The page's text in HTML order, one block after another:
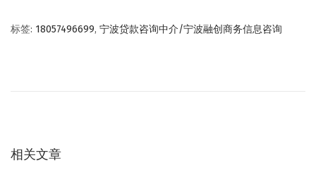
标签: 18057496699, 宁波贷款咨询中介/宁波融创商务信息咨询
：
务
相关文章